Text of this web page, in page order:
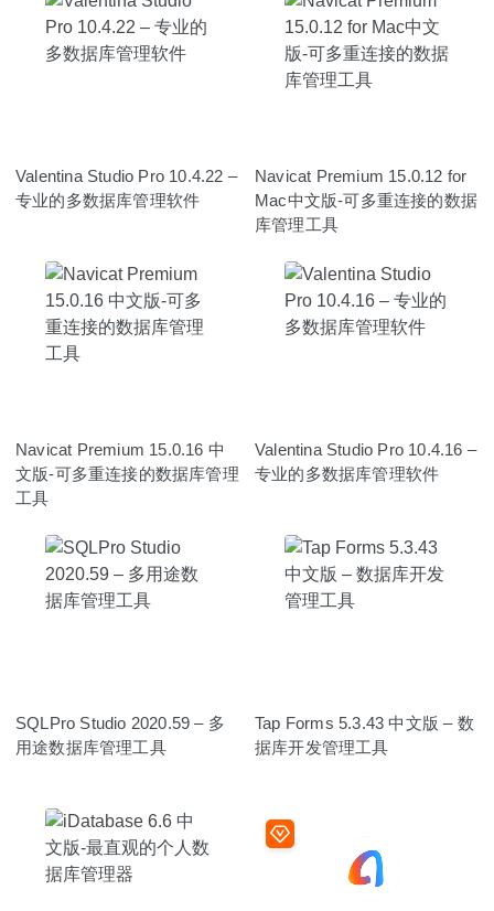
Valentina Studio Pro 10.4.22 –
专业的多数据库管理软件
Navicat Premium 15.0.12 for
Mac中文版-可多重连接的数据
库管理工具
Navicat Premium 15.0.16 中
文版-可多重连接的数据库管理
工具
Valentina Studio Pro 10.4.16 –
专业的多数据库管理软件
SQLPro Studio 2020.59 – 多
用途数据库管理工具
Tap Forms 5.3.43 中文版 – 数
据库开发管理工具